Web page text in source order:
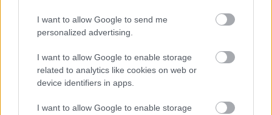
I want to allow Google to send me
personalized advertising.
I want to allow Google to enable storage
related to analytics like cookies on web or
device identifiers in apps.
I want to allow Google to enable storage